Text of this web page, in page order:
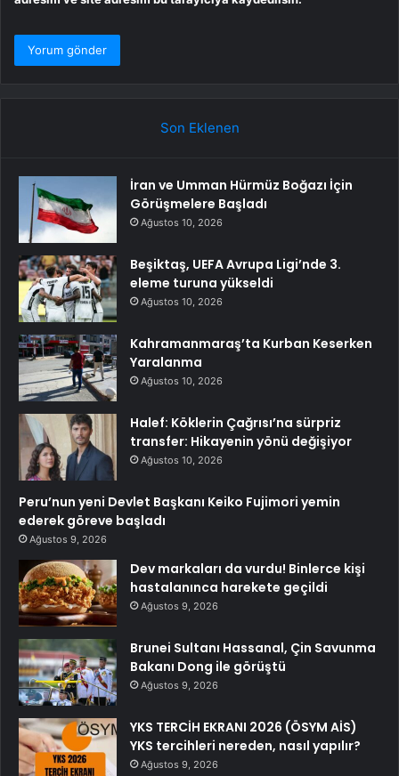
Son Eklenen
İran ve Umman Hürmüz Boğazı İçin
Görüşmelere Başladı
Ağustos 10, 2026
Beşiktaş, UEFA Avrupa Ligi’nde 3.
eleme turuna yükseldi
Ağustos 10, 2026
Kahramanmaraş’ta Kurban Keserken
Yaralanma
Ağustos 10, 2026
Halef: Köklerin Çağrısı’na sürpriz
transfer: Hikayenin yönü değişiyor
Ağustos 10, 2026
Peru’nun yeni Devlet Başkanı Keiko Fujimori yemin
ederek göreve başladı
Ağustos 9, 2026
Dev markaları da vurdu! Binlerce kişi
hastalanınca harekete geçildi
Ağustos 9, 2026
Brunei Sultanı Hassanal, Çin Savunma
Bakanı Dong ile görüştü
Ağustos 9, 2026
YKS TERCİH EKRANI 2026 (ÖSYM AİS)
YKS tercihleri nereden, nasıl yapılır?
Ağustos 9, 2026